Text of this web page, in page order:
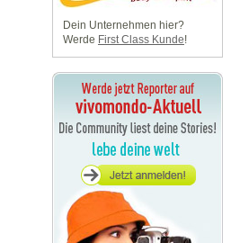
Dein Unternehmen hier?
Werde First Class Kunde!